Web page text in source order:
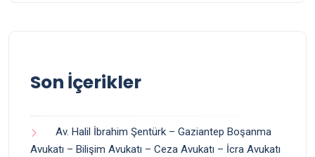
Son İçerikler
Av. Halil İbrahim Şentürk – Gaziantep Boşanma
Avukatı – Bilişim Avukatı – Ceza Avukatı – İcra Avukatı